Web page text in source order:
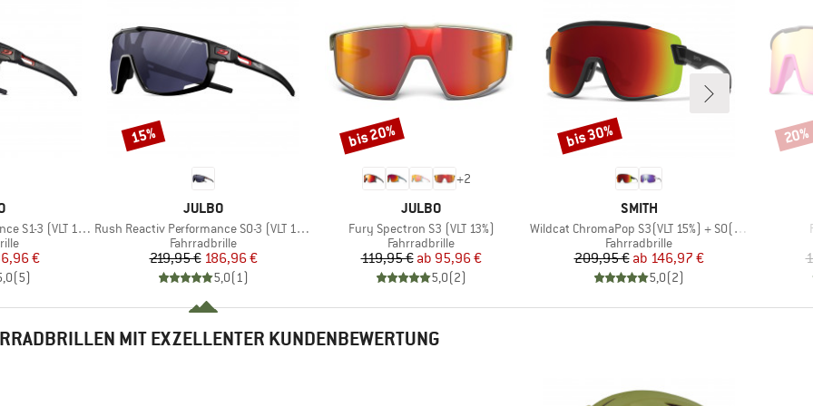
3 (VLT 17 / 75%)
Preis
€
(5)
MARKE
JULBO
Artikel
Rush Reactiv Performance S0-3 (VLT 12 / 87%)
Produktgruppe
Fahrradbrille
Preis
219,95 € reduzierter Preis
186,96 €
5,0(1)
Rabatt
15%
+2
MARKE
JULBO
Artikel
Fury Spectron S3 (VLT 13%)
Produktgruppe
Fahrradbrille
Preis
119,95 € reduzierter Preis
ab 95,96 €
5,0(2)
Rabatt
bis 20%
MARKE
SMITH
Artikel
Wildcat ChromaPop S3(VLT 15%) + S0(VLT 90%)
Produktgruppe
Fahrradbrille
Preis
209,95 € reduzierter Preis
ab 146,97 €
5,0(2)
Rabatt
bis 30% 20%
MIT EXZELLENTER KUNDENBEWERTUNG